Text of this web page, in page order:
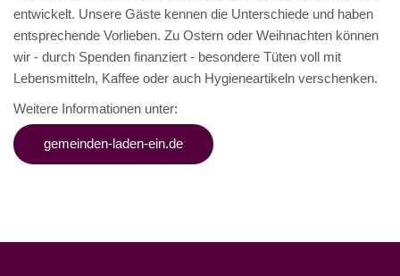
entwickelt. Unsere Gäste kennen die Unterschiede und haben
entsprechende Vorlieben. Zu Ostern oder Weihnachten können
wir - durch Spenden finanziert - besondere Tüten voll mit
Lebensmitteln, Kaffee oder auch Hygieneartikeln verschenken.
Weitere Informationen unter:
gemeinden-laden-ein.de